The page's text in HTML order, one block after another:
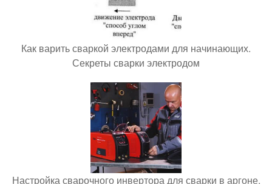
Как варить сваркой электродами для начинающих.
Секреты сварки электродом
Настройка сварочного инвертора для сварки в аргоне.